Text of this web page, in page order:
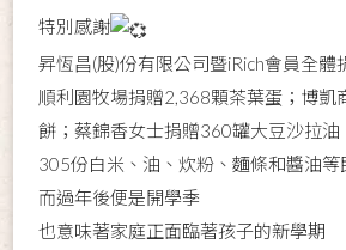
特別感謝
昇恆昌(股)份有限公司暨iRich會員全體
順利園牧場捐贈2,368顆茶葉蛋；博凱
餅；蔡錦香女士捐贈360罐大豆沙拉油
305份白米、油、炊粉、麵條和醬油等
而過年後便是開學季
也意味著家庭正面臨著孩子的新學期